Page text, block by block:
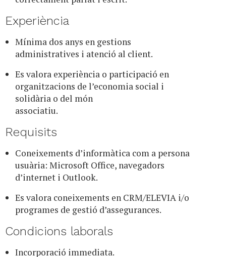
Experiència
Mínima dos anys en gestions
administratives i atenció al client.
Es valora experiència o participació en
organitzacions de l’economia social i
solidària o del món
associatiu.
Requisits
Coneixements d’informàtica com a persona
usuària: Microsoft Office, navegadors
d’internet i Outlook.
Es valora coneixements en CRM/ELEVIA i/o
programes de gestió d’assegurances.
Condicions laborals
Incorporació immediata.